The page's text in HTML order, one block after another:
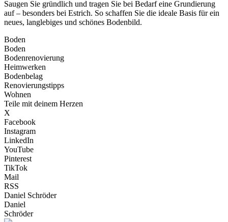
Saugen Sie gründlich und tragen Sie bei Bedarf eine Grundierung
auf – besonders bei Estrich. So schaffen Sie die ideale Basis für ein
neues, langlebiges und schönes Bodenbild.
Boden
Boden
Bodenrenovierung
Heimwerken
Bodenbelag
Renovierungstipps
Wohnen
Teile mit deinem Herzen
X
Facebook
Instagram
LinkedIn
YouTube
Pinterest
TikTok
Mail
RSS
Daniel Schröder
Daniel
Schröder